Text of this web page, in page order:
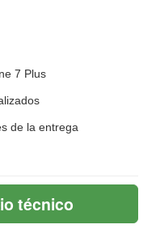
7 Plus
de la entrega
técnico